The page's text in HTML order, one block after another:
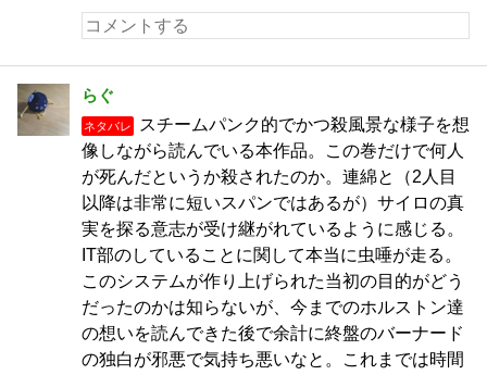
らぐ
ネタバレ
スチームパンク的でかつ殺風景な様子を想
像しながら読んでいる本作品。この巻だけで何人
が死んだというか殺されたのか。連綿と（2人目
以降は非常に短いスパンではあるが）サイロの真
実を探る意志が受け継がれているように感じる。
IT部のしていることに関して本当に虫唾が走る。
このシステムが作り上げられた当初の目的がどう
だったのかは知らないが、今までのホルストン達
の想いを読んできた後で余計に終盤のバーナード
の独白が邪悪で気持ち悪いなと。これまでは時間